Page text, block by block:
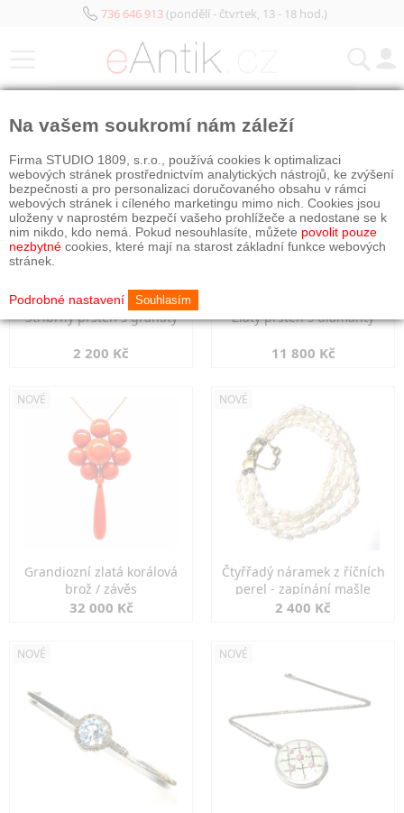
736 646 913(pondělí - čtvrtek, 13 - 18 hod.)
Stříbrný prsten s granáty
2 200 Kč
Zlatý prsten s diamanty
11 800 Kč
NOVÉ
Grandiozní zlatá korálová
brož / závěs
32 000 Kč
NOVÉ
Čtyřřadý náramek z říčních
perel - zapínání mašle
2 400 Kč
NOVÉ NOVÉ
Na vašem soukromí nám záleží
Firma STUDIO 1809, s.r.o., používá cookies k optimalizaci
webových stránek prostřednictvím analytických nástrojů, ke zvýšení
bezpečnosti a pro personalizaci doručovaného obsahu v rámci
webových stránek i cíleného marketingu mimo nich. Cookies jsou
uloženy v naprostém bezpečí vašeho prohlížeče a nedostane se k
nim nikdo, kdo nemá. Pokud nesouhlasíte, můžete povolit pouze
nezbytné cookies, které mají na starost základní funkce webových
stránek.
Podrobné nastavení Souhlasím